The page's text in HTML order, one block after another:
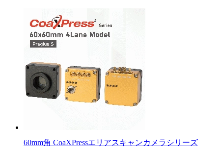
60mm角 CoaXPressエリアスキャンカメラシリーズ